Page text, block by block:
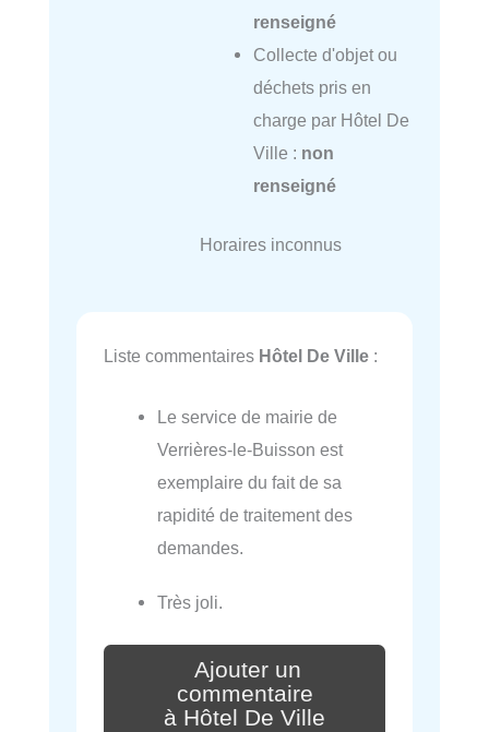
renseigné
Collecte d'objet ou
déchets pris en
charge par Hôtel De
Ville : non
renseigné
Horaires inconnus
Liste commentaires Hôtel De Ville :
Le service de mairie de
Verrières-le-Buisson est
exemplaire du fait de sa
rapidité de traitement des
demandes.
Très joli.
Ajouter un
commentaire
à Hôtel De Ville